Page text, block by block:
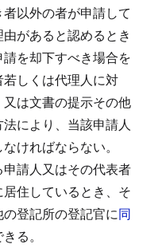
以外の者が申請して
があると認めるとき
を却下すべき場合を
しくは代理人に対
は文書の提示その他
により、当該申請人
ければならない。
申請人又はその代表者
住しているとき、そ
登記所の登記官に同
る。